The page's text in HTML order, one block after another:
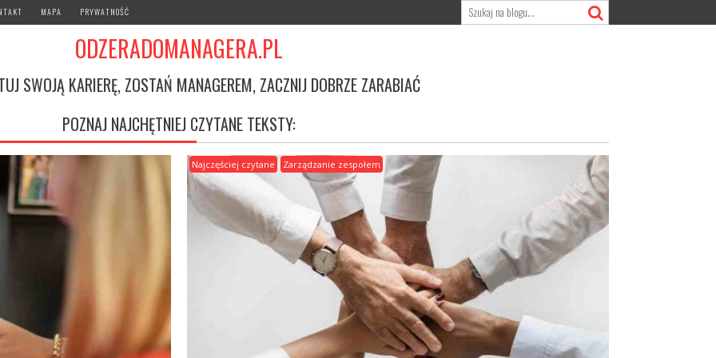
MAPA PRYWATNOŚĆ
ODZERADOMANAGERA.PL
SWOJĄ KARIERĘ, ZOSTAŃ MANAGEREM, ZACZNIJ DOBRZE ZARABIAĆ
POZNAJ NAJCHĘTNIEJ CZYTANE TEKSTY:
Najczęściej czytane Zarządzanie zespołem